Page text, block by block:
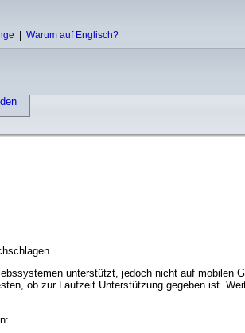
Warum auf Englisch?
unterstützt, jedoch nicht auf mobilen
ob zur Laufzeit Unterstützung gegeben ist.